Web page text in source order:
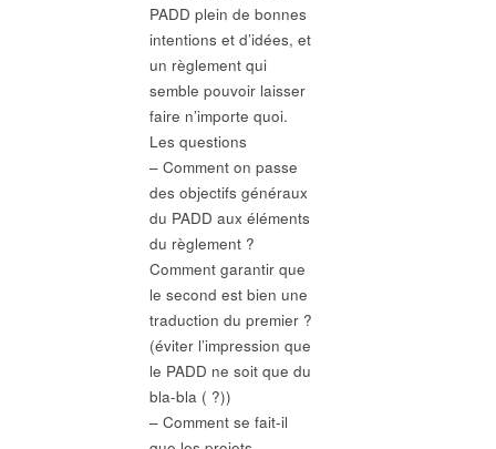
PADD plein de bonnes
intentions et d’idées, et
un règlement qui
semble pouvoir laisser
faire n’importe quoi.
Les questions
– Comment on passe
des objectifs généraux
du PADD aux éléments
du règlement ?
Comment garantir que
le second est bien une
traduction du premier ?
(éviter l’impression que
le PADD ne soit que du
bla-bla ( ?))
– Comment se fait-il